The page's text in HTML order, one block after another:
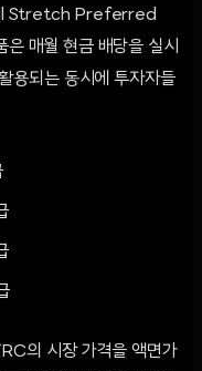
Stretch Preferred
매월 현금 배당을 실시
용되는 동시에 투자자들
의 시장 가격을 액면가